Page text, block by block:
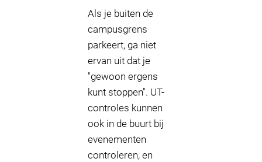
Als je buiten de
campusgrens
parkeert, ga niet
ervan uit dat je
"gewoon ergens
kunt stoppen". UT-
controles kunnen
ook in de buurt bij
evenementen
controleren, en